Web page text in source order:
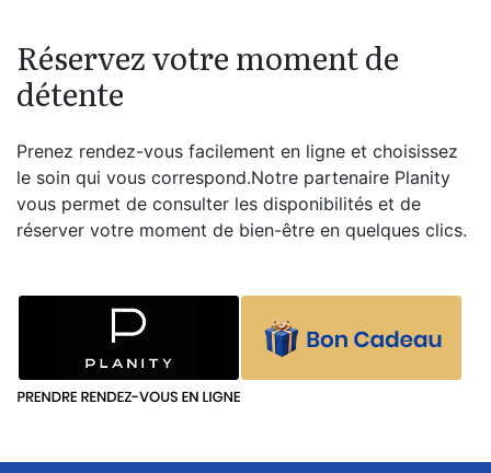
Réservez votre moment de
détente
Prenez rendez-vous facilement en ligne et choisissez
le soin qui vous correspond.Notre partenaire Planity
vous permet de consulter les disponibilités et de
réserver votre moment de bien-être en quelques clics.